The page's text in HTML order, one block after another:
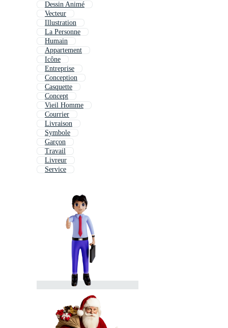
Dessin Animé
Vecteur
Illustration
La Personne
Humain
Appartement
Icône
Entreprise
Conception
Casquette
Concept
Vieil Homme
Courrier
Livraison
Symbole
Garçon
Travail
Livreur
Service